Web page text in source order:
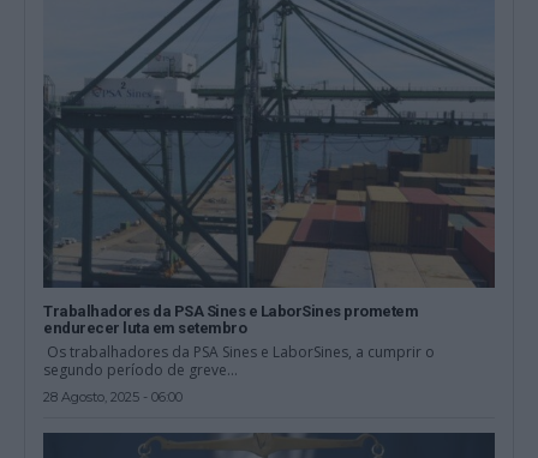
Trabalhadores da PSA Sines e LaborSines prometem
endurecer luta em setembro
Os trabalhadores da PSA Sines e LaborSines, a cumprir o
segundo período de greve...
28 Agosto, 2025 - 06:00